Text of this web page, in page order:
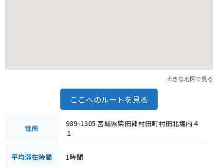
大きな地図で見る
ここへのルートを見る
住所
989-1305 宮城県柴田郡村田町村田北塩内４
１
平均滞在時間 1時間